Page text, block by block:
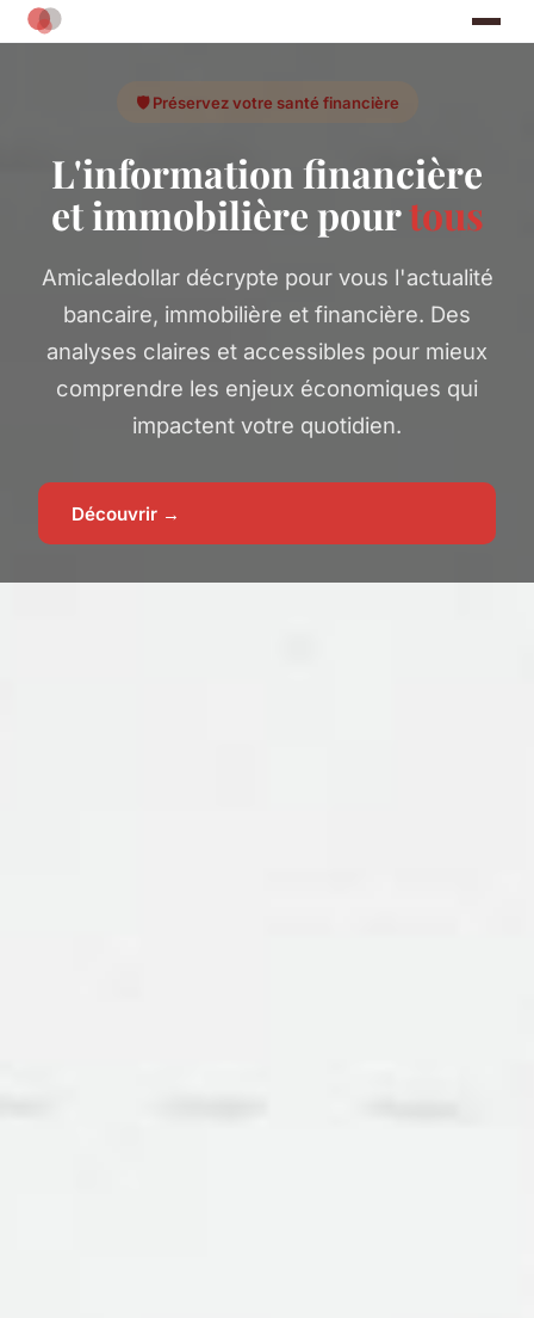
🛡️ Préservez votre santé financière
L'information financière
et immobilière pourtous
Amicaledollar décrypte pour vous l'actualité
bancaire, immobilière et financière. Des
analyses claires et accessibles pour mieux
comprendre les enjeux économiques qui
impactent votre quotidien.
Découvrir →